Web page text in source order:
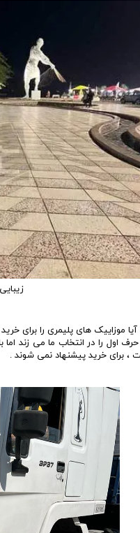
موزاییک های پلیمری را برای
را در انتخاب ما می زند اما
برای خرید پیشنهاد نمی شوند .